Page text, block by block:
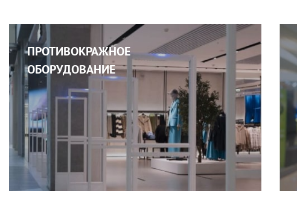
ПРОТИВОКРАЖНОЕ
ОБОРУДОВАНИЕ